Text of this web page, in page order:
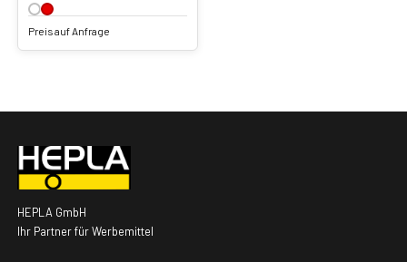
Preis auf Anfrage
HEPLA GmbH
Ihr Partner für Werbemittel